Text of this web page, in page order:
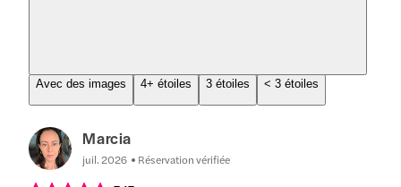
Avec des images 4+ étoiles 3 étoiles < 3 étoiles
Marcia
juil. 2026 Réservation vérifiée